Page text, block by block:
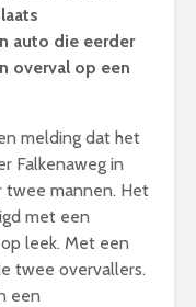
auto die eerder
overval op een
melding dat het
Falkenaweg in
twee mannen. Het
met een
leek. Met een
twee overvallers.
een